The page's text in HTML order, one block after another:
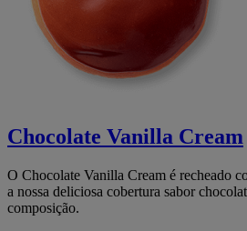
Chocolate Vanilla Cream
O Chocolate Vanilla Cream é recheado
a nossa deliciosa cobertura sabor
composição.